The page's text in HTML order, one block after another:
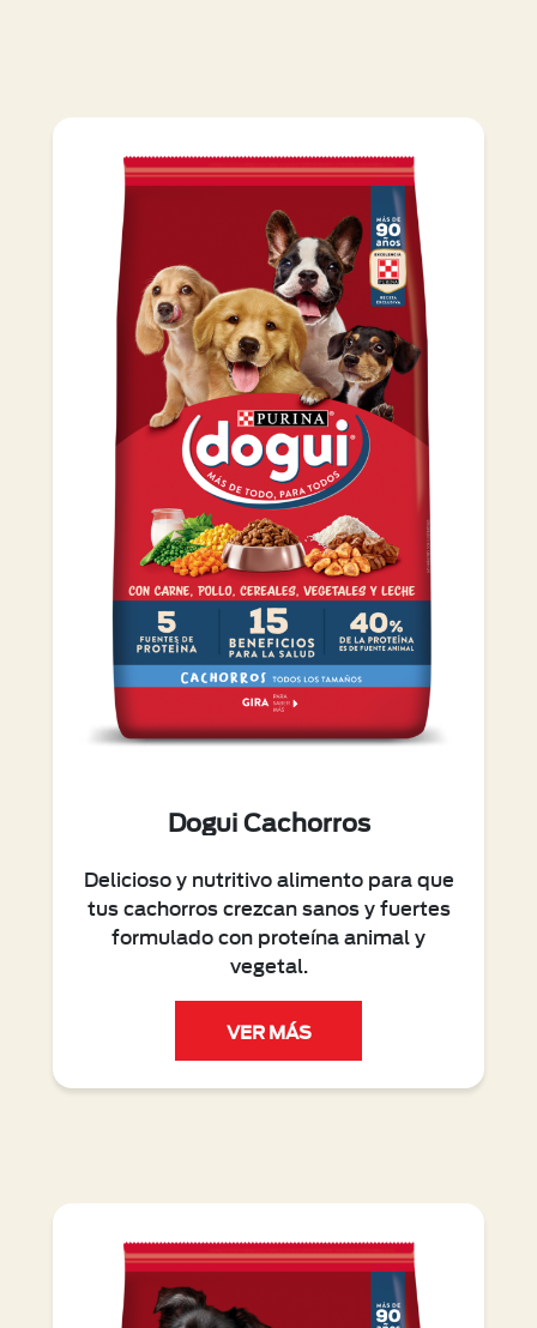
Dogui Cachorros
Delicioso y nutritivo alimento para que
tus cachorros crezcan sanos y fuertes
formulado con proteína animal y
vegetal.
VER MÁS